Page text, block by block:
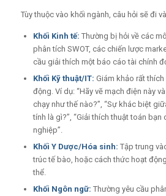
Tùy thuộc vào khối ngành, câu hỏi sẽ đi
Khối Kinh tế: Thường bị hỏi về các
phân tích SWOT, các chiến lược
cầu giải thích một báo cáo tài chính
Khối Kỹ thuật/IT: Giám khảo rất
động. Ví dụ: “Hãy vẽ mạch điện này
chạy như thế nào?”, “Sự khác biệt
tính là gì?”, “Giải thích thuật toán
nghiệp”.
Khối Y Dược/Hóa sinh: Tập trung
trúc tế bào, hoặc cách thức hoạt
thể.
Khối Ngôn ngữ: Thường yêu cầu